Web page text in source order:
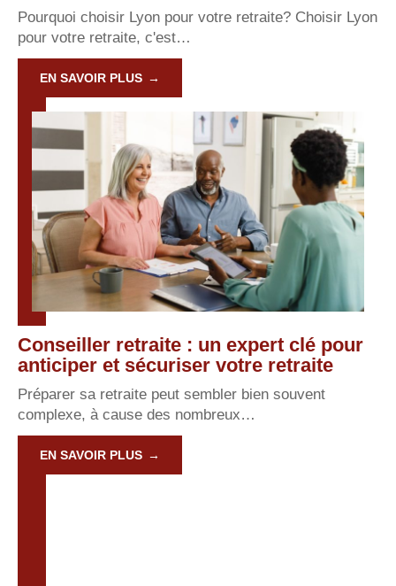
Pourquoi choisir Lyon pour votre retraite? Choisir Lyon
pour votre retraite, c'est…
EN SAVOIR PLUS
Conseiller retraite : un expert clé pour
anticiper et sécuriser votre retraite
Préparer sa retraite peut sembler bien souvent
complexe, à cause des nombreux…
EN SAVOIR PLUS